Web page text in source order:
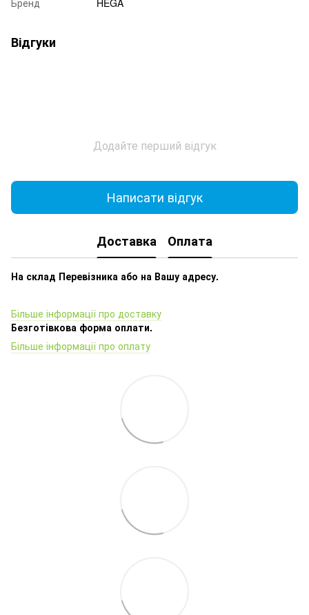
Відгуки
Додайте перший відгук
Написати відгук
Доставка Оплата
На склад Перевізника або на Вашу адресу.
Більше інформації про доставку
Безготівкова форма оплати.
Більше інформації про оплату